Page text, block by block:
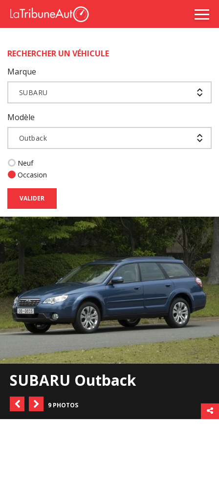
RECHERCHER UN VÉHICULE
Marque
SUBARU
Modèle
Outback
Neuf
Occasion
VALIDER
SUBARU Outback
9 PHOTOS